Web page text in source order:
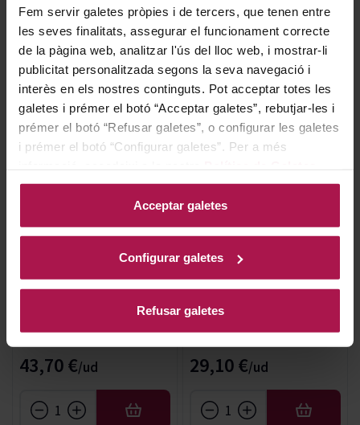
Fem servir galetes pròpies i de tercers, que tenen entre
les seves finalitats, assegurar el funcionament correcte
de la pàgina web, analitzar l'ús del lloc web, i mostrar-li
publicitat personalitzada segons la seva navegació i
interès en els nostres continguts. Pot acceptar totes les
galetes i prémer el botó “Acceptar galetes”, rebutjar-les i
prémer el botó “Refusar galetes”, o configurar les galetes
i prémer el botó “Configurar galetes”. Per a més
Acceptar galetes
Configurar galetes
Refusar galetes
18,15 €
AFEGIR
20,90 €
AFEGIR
Corpinnat
Gramona III Lustros
Gramona
2017
43,70 €
ECO
AFEGIR
Corpinnat
Gramona Imperial Brut
2019
29,10 €
ECO
AFEGIR